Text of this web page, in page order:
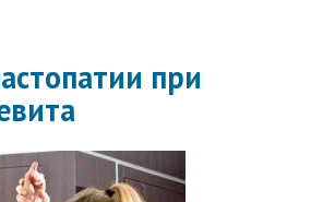
при